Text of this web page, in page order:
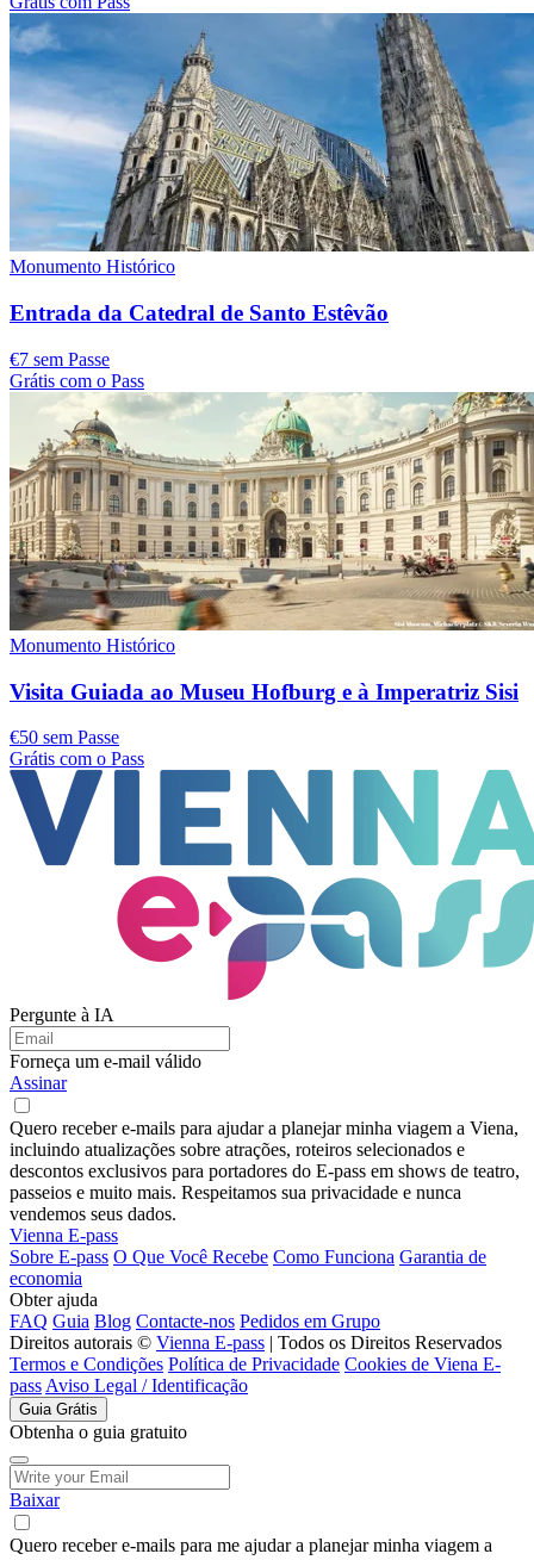
Monumento Histórico
Entrada da Catedral de Santo Estêvão
€7 sem Passe
Grátis com o Pass
Monumento Histórico
Visita Guiada ao Museu Hofburg e à Imperatriz Sisi
€50 sem Passe
Grátis com o Pass
Pergunte à IA
Forneça um e-mail válido
Assinar
Quero receber e-mails para ajudar a planejar minha viagem a Viena,
incluindo atualizações sobre atrações, roteiros selecionados e
descontos exclusivos para portadores do E-pass em shows de teatro,
passeios e muito mais. Respeitamos sua privacidade e nunca
vendemos seus dados.
Vienna E-pass
Sobre E-pass O Que Você Recebe Como Funciona Garantia de
economia
Obter ajuda
FAQ Guia Blog Contacte-nos Pedidos em Grupo
Direitos autorais © Vienna E-pass | Todos os Direitos Reservados
Termos e Condições Política de Privacidade Cookies de Viena E-
pass Aviso Legal / Identificação
Guia Grátis
Obtenha o guia gratuito
Baixar
Quero receber e-mails para me ajudar a planejar minha viagem a